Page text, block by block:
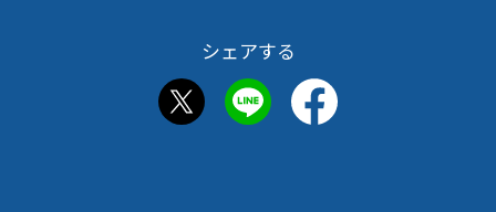
シェアする